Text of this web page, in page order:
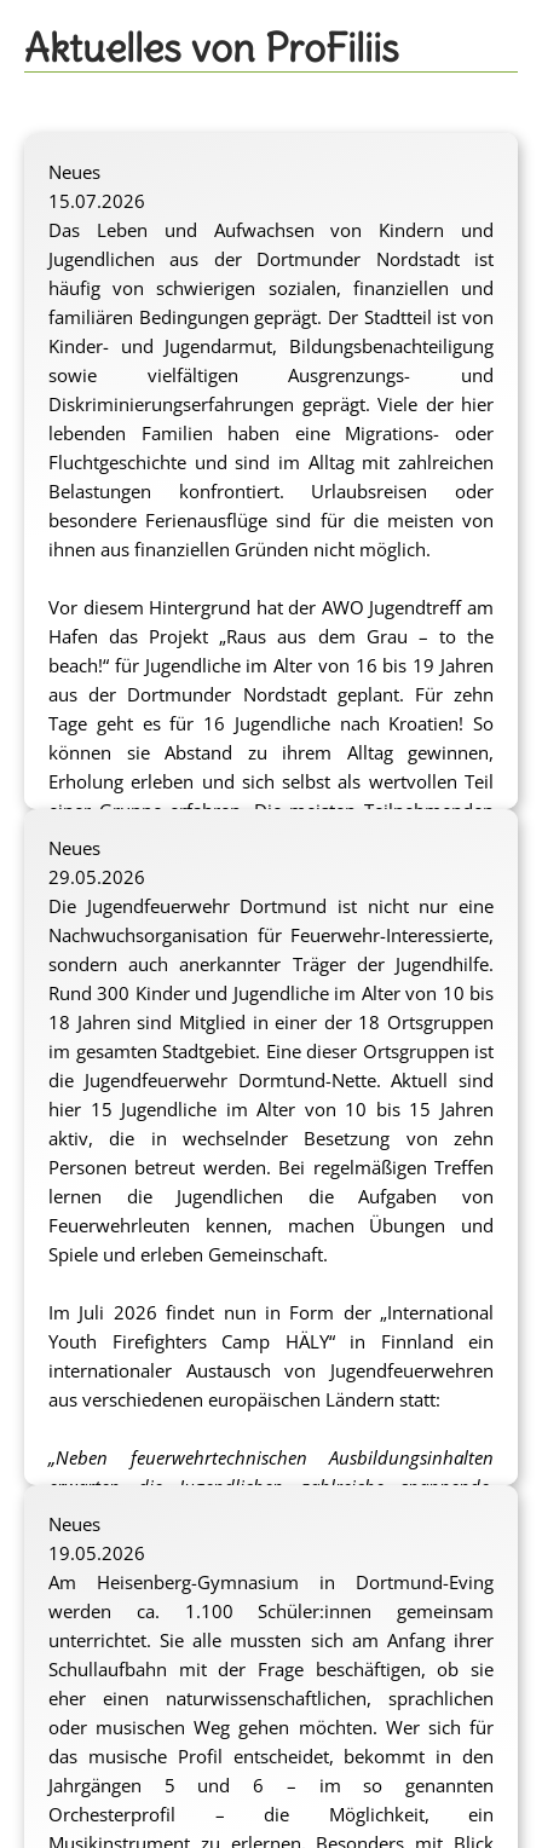
Aktuelles von ProFiliis
Neues
15.07.2026
Das Leben und Aufwachsen von Kindern und
Jugendlichen aus der Dortmunder Nordstadt ist
häufig von schwierigen sozialen, finanziellen und
familiären Bedingungen geprägt. Der Stadtteil ist von
Kinder- und Jugendarmut, Bildungsbenachteiligung
sowie vielfältigen Ausgrenzungs- und
Diskriminierungserfahrungen geprägt. Viele der hier
lebenden Familien haben eine Migrations- oder
Fluchtgeschichte und sind im Alltag mit zahlreichen
Belastungen konfrontiert. Urlaubsreisen oder
besondere Ferienausflüge sind für die meisten von
ihnen aus finanziellen Gründen nicht möglich.
Vor diesem Hintergrund hat der AWO Jugendtreff am
Hafen das Projekt „Raus aus dem Grau – to the
beach!“ für Jugendliche im Alter von 16 bis 19 Jahren
aus der Dortmunder Nordstadt geplant. Für zehn
Tage geht es für 16 Jugendliche nach Kroatien! So
können sie Abstand zu ihrem Alltag gewinnen,
Erholung erleben und sich selbst als wertvollen Teil
einer Gruppe erfahren. Die meisten Teilnehmenden
waren noch nie am Meer oder haben überhaupt
schon einmal eine derartige Reise unternommen. Sie
werden ganz neue Erfahrungen machen, die im
Idealfall nachhaltig zu ihrer Entwicklung beitragen
können.
Zentrales Element des Projekts ist die aktive
Beteiligung der Jugendlichen. Sie werden in die
Planung und Gestaltung der Freizeit einbezogen,
entscheiden gemeinsam über Programmpunkte und
übernehmen Verantwortung für das Miteinander in
der Gruppe. Dadurch erleben sie Selbstwirksamkeit
und erfahren, dass ihre Ideen und Meinungen von
ihren Mitmenschen angehört und wertgeschätzt
werden. Auf diese Weise erleben die Jugendlichen
eine Stärkung ihrer sozialen Kompetenzen, sie lernen
Konflikte konstruktiv zu lösen und erleben
Gemeinschaft, gegenseitige Unterstützung und
Verlässlichkeit.
Neben den Gruppenerfahrungen stehen Bewegung,
Naturerlebnisse und Zeit zur Erholung im
Mittelpunkt. Gleichzeitig ermöglicht der Aufenthalt in
erweitert den Blick über das eigene Lebensumfeld
hinaus. Pädagogisch begleitete Reflexionsphasen
unterstützen die Jugendlichen dabei, die Erlebnisse
und Erkenntnisse einzuordnen, ihre eigenen Stärken
zu erkennen, Selbstvertrauen aufzubauen und neue
Perspektiven für ihren weiteren Lebensweg zu
entwickeln.
Die Erfahrungen aus den vergangenen Projektjahren
zeigen, dass die Teilnehmenden gestärkt,
selbstbewusster und motivierter in ihren Alltag
Neues
29.05.2026
Die Jugendfeuerwehr Dortmund ist nicht nur eine
Nachwuchsorganisation für Feuerwehr-Interessierte,
sondern auch anerkannter Träger der Jugendhilfe.
Rund 300 Kinder und Jugendliche im Alter von 10 bis
18 Jahren sind Mitglied in einer der 18 Ortsgruppen
im gesamten Stadtgebiet. Eine dieser Ortsgruppen ist
die Jugendfeuerwehr Dormtund-Nette. Aktuell sind
hier 15 Jugendliche im Alter von 10 bis 15 Jahren
aktiv, die in wechselnder Besetzung von zehn
Personen betreut werden. Bei regelmäßigen Treffen
lernen die Jugendlichen die Aufgaben von
Feuerwehrleuten kennen, machen Übungen und
Spiele und erleben Gemeinschaft.
Im Juli 2026 findet nun in Form der „International
Youth Firefighters Camp HÄLY“ in Finnland ein
internationaler Austausch von Jugendfeuerwehren
aus verschiedenen europäischen Ländern statt:
„Neben feuerwehrtechnischen Ausbildungsinhalten
erwarten die Jugendlichen zahlreiche spannende,
sportliche und auch gemeinschaftliche Aktivitäten.
Außerdem erhalten die Jugendlichen die Möglichkeit,
Finnland und seine Kultur kennenzulernen.“
(Auszug
aus dem Förderantrag)
Auch elf Jugendliche aus Nette im Alter von 12 bis 15
Jahren werden – gemeinsam mit weiteren jungen
Feuerwehrleuten aus Dortmund von anderen
Standorten – nach Finnland zu dieser spannenden
Veranstaltung aufbrechen.
Jede Jugendfeuerwehr bekommt eine
Neues
19.05.2026
Am Heisenberg-Gymnasium in Dortmund-Eving
werden ca. 1.100 Schüler:innen gemeinsam
unterrichtet. Sie alle mussten sich am Anfang ihrer
Schullaufbahn mit der Frage beschäftigen, ob sie
eher einen naturwissenschaftlichen, sprachlichen
oder musischen Weg gehen möchten. Wer sich für
das musische Profil entscheidet, bekommt in den
Jahrgängen 5 und 6 – im so genannten
Orchesterprofil – die Möglichkeit, ein
Musikinstrument zu erlernen. Besonders mit Blick